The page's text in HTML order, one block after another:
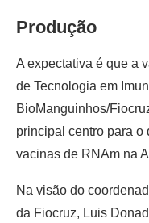
Produção
A expectativa é que a
de Tecnologia em
BioManguinhos/
principal centro para
vacinas de RNAm na
Na visão do
da Fiocruz, Luis